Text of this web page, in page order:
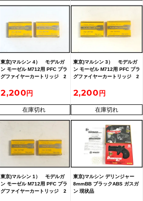
東京)マルシン 4） モデルガ
ン モーゼル M712用 PFC プラ
グファイヤーカートリッジ 2
2606062605
2,200
在庫切れ
東京)マルシン 3） モデルガ
ン モーゼル M712用 PFC プラ
グファイヤーカートリッジ 2
2606062604
2,200
在庫切れ
東京)マルシン 1） モデルガ
ン モーゼル M712用 PFC プラ
グファイヤーカートリッジ 2
東京)マルシン デリンジャー
8mmBB ブラックABS ガスガ
ン 現状品